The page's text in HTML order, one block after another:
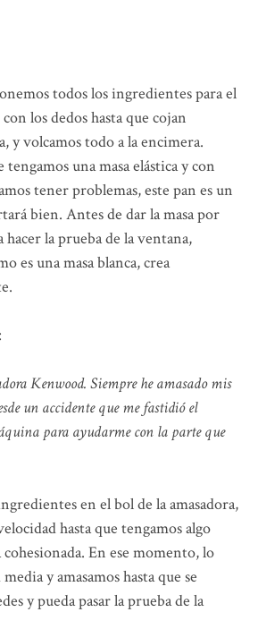
todos los ingredientes para el
los dedos hasta que cojan
y volcamos todo a la encimera.
tengamos una masa elástica y con
tener problemas, este pan es un
bien. Antes de dar la masa por
hacer la prueba de la ventana,
es una masa blanca, crea
Kenwood. Siempre he amasado mis
un accidente que me fastidió el
para ayudarme con la parte que
en el bol de la amasadora,
hasta que tengamos algo
cohesionada. En ese momento, lo
y amasamos hasta que se
y pueda pasar la prueba de la